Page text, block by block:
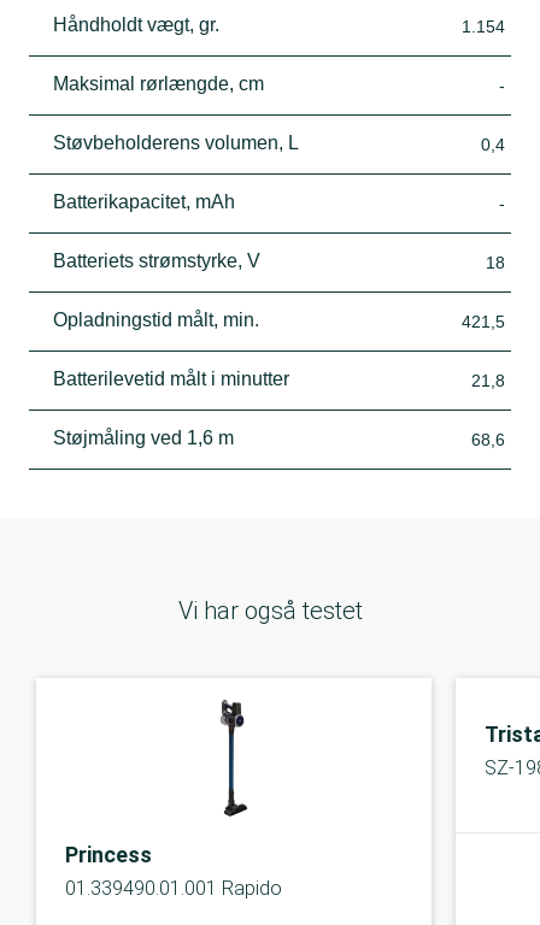
Håndholdt vægt, gr. 1.154
Maksimal rørlængde, cm -
Støvbeholderens volumen, L 0,4
Batterikapacitet, mAh -
Batteriets strømstyrke, V 18
Opladningstid målt, min. 421,5
Batterilevetid målt i minutter 21,8
Støjmåling ved 1,6 m 68,6
Vi har også testet
Princess
01.339490.01.001 Rapido
SZ-